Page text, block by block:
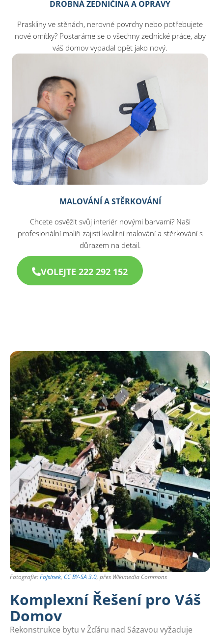
DROBNÁ ZEDNIČINA A OPRAVY
Praskliny ve stěnách, nerovné povrchy nebo potřebujete
nové omítky? Postaráme se o všechny zednické práce, aby
váš domov vypadal opět jako nový.
MALOVÁNÍ A STĚRKOVÁNÍ
Chcete osvěžit svůj interiér novými barvami? Naši
profesionální malíři zajistí kvalitní malování a stěrkování s
důrazem na detail.
VOLEJTE 222 292 152
Fotografie:Fojsinek, CC BY-SA 3.0, přes Wikimedia Commons
Komplexní Řešení pro Váš
Domov
Rekonstrukce bytu v Žďáru nad Sázavou vyžaduje